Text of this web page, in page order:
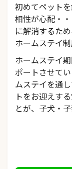
初めてペット
相性が心配・
に解消するた
ホームステイ
ホームステイ
ポートさせて
ムステイを通
トをお迎えす
とが、子犬・